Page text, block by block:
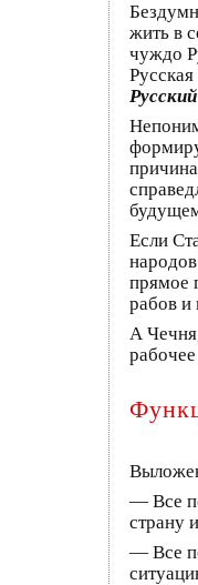
жить в
чуждо
Если
прямое
рабов и
А
— Все
страну
— Все